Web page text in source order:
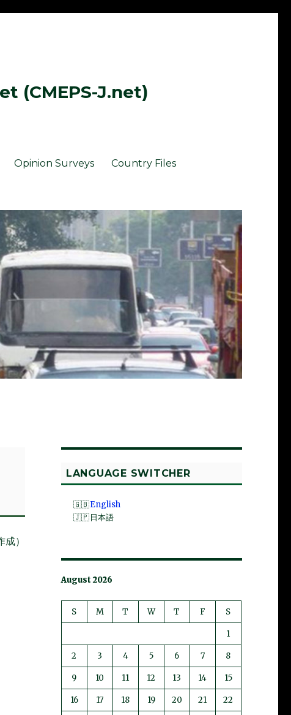
(CMEPS-J.net)
Opinion Surveys Country Files
）
LANGUAGE SWITCHER
English
日本語
August 2026
S M T W T F S
1
2 3 4 5 6 7 8
9 10 11 12 13 14 15
16 17 18 19 20 21 22